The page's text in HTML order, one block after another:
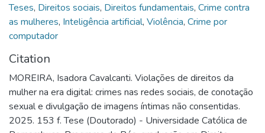
Teses, Direitos sociais, Direitos fundamentais, Crime contra
as mulheres, Inteligência artificial, Violência, Crime por
computador
Citation
MOREIRA, Isadora Cavalcanti. Violações de direitos da
mulher na era digital: crimes nas redes sociais, de conotação
sexual e divulgação de imagens íntimas não consentidas.
2025. 153 f. Tese (Doutorado) - Universidade Católica de